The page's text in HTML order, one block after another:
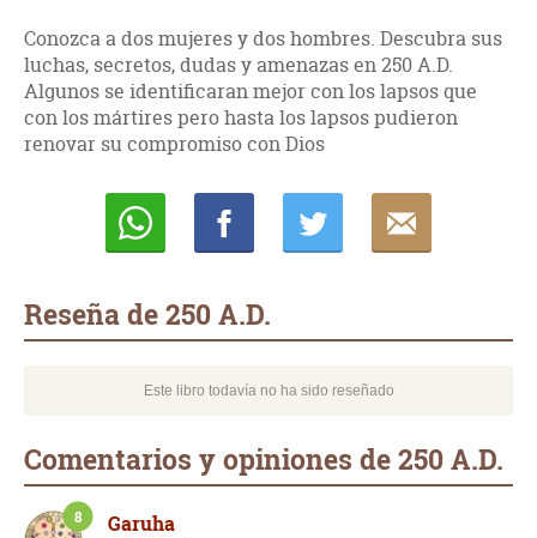
Conozca a dos mujeres y dos hombres. Descubra sus
luchas, secretos, dudas y amenazas en 250 A.D.
Algunos se identificaran mejor con los lapsos que
con los mártires pero hasta los lapsos pudieron
renovar su compromiso con Dios
Reseña de 250 A.D.
Este libro todavía no ha sido reseñado
Comentarios y opiniones de 250 A.D.
Garuha
8